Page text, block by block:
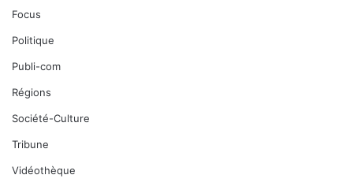
Focus
Politique
Publi-com
Régions
Société-Culture
Tribune
Vidéothèque